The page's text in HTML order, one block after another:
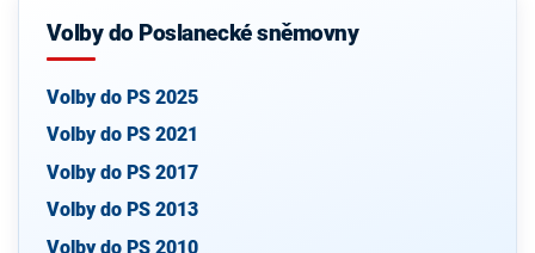
Volby do Poslanecké sněmovny
Volby do PS 2025
Volby do PS 2021
Volby do PS 2017
Volby do PS 2013
Volby do PS 2010